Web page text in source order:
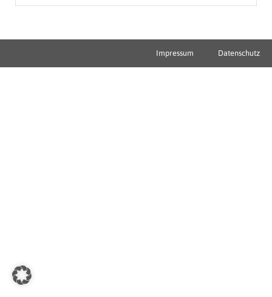
Impressum Datenschutz